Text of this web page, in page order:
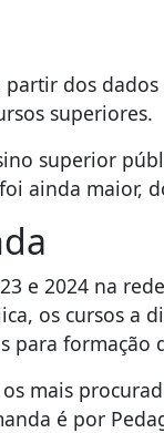
dos
superiores.
superior
ainda maior,
e 2024 na
os cursos a
para formação
mais
é por